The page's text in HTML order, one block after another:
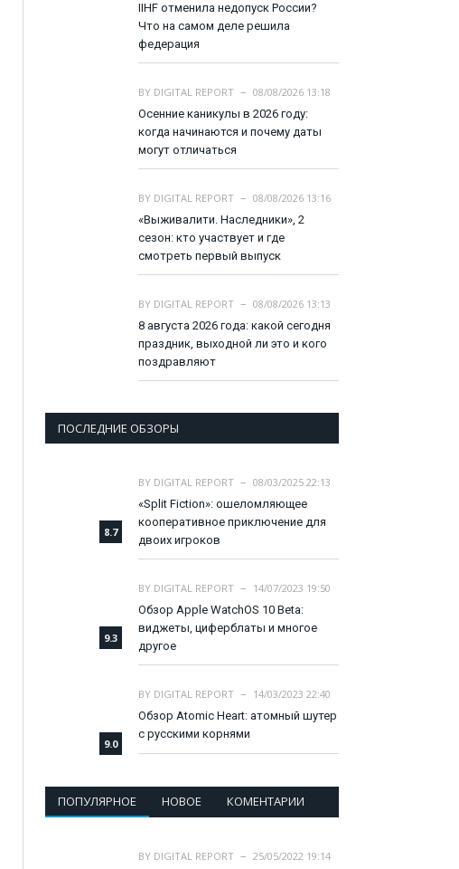
IIHF отменила недопуск России?
Что на самом деле решила
федерация
BY DIGITAL REPORT
08/08/2026 13:18
Осенние каникулы в 2026 году:
когда начинаются и почему даты
могут отличаться
BY DIGITAL REPORT
08/08/2026 13:16
«Выживалити. Наследники», 2
сезон: кто участвует и где
смотреть первый выпуск
BY DIGITAL REPORT
08/08/2026 13:13
8 августа 2026 года: какой сегодня
праздник, выходной ли это и кого
поздравляют
ПОСЛЕДНИЕ ОБЗОРЫ
8.7
BY DIGITAL REPORT
08/03/2025 22:13
«Split Fiction»: ошеломляющее
кооперативное приключение для
двоих игроков
9.3
BY DIGITAL REPORT
14/07/2023 19:50
Обзор Apple WatchOS 10 Beta:
виджеты, циферблаты и многое
другое
9.0
BY DIGITAL REPORT
14/03/2023 22:40
Обзор Atomic Heart: атомный шутер
с русскими корнями
ПОПУЛЯРНОЕ НОВОЕ КОМЕНТАРИИ
BY DIGITAL REPORT
25/05/2022 19:14